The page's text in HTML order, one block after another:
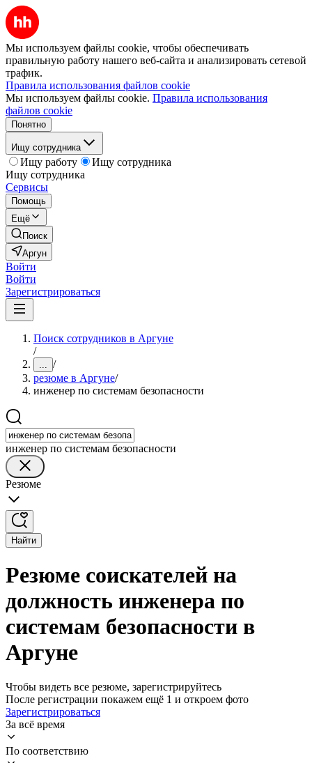
Мы используем файлы cookie, чтобы обеспечивать
правильную работу нашего веб-сайта и анализировать сетевой
трафик.
Правила использования файлов cookie
Мы используем файлы cookie. Правила использования
файлов cookie
Понятно
Ищу сотрудника
Ищу работу
Ищу сотрудника
Ищу сотрудника
Сервисы
Помощь
Ещё
Поиск
Аргун
Войти
Войти
Зарегистрироваться
Поиск сотрудников в Аргуне
/
... /
резюме в Аргуне/
инженер по системам безопасности
инженер по системам безопасности
Резюме
Найти
Резюме соискателей на
должность инженера по
системам безопасности в
Аргуне
Чтобы видеть все резюме, зарегистрируйтесь
После регистрации покажем ещё 1 и откроем фото
Зарегистрироваться
За всё время
По соответствию